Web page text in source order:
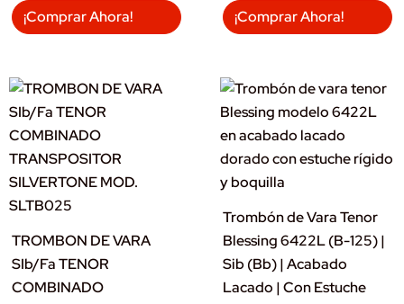
¡Comprar Ahora! ¡Comprar Ahora!
TROMBON DE VARA
SIb/Fa TENOR
COMBINADO
Trombón de Vara Tenor
Blessing 6422L (B-125) |
Sib (Bb) | Acabado
Lacado | Con Estuche